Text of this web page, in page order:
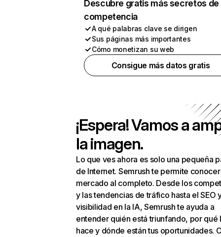
Descubre gratis más secretos de
competencia
A qué palabras clave se dirigen
Sus páginas más importantes
Cómo monetizan su web
Consigue más datos gratis
¡Espera! Vamos a
la imagen.
Lo que ves ahora es solo una pequeña
de Internet. Semrush te permite
mercado al completo. Desde los
y las tendencias de tráfico hasta el SEO
visibilidad en la IA, Semrush te ayuda a
entender quién está triunfando, por qué
hace y dónde están tus oportunidades.